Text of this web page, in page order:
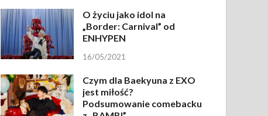
O życiu jako idol na
„Border: Carnival” od
ENHYPEN
16/05/2021
Czym dla Baekyuna z EXO
jest miłość?
Podsumowanie comebacku